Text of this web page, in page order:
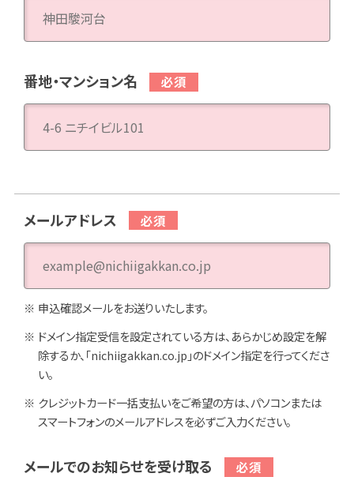
番地・マンション名
メールアドレス
申込確認メールをお送りいたします。
ドメイン指定受信を設定されている方は、あらかじめ設定を解
除するか、「nichiigakkan.co.jp」のドメイン指定を行ってくださ
い。
クレジットカード一括支払いをご希望の方は、パソコンまたは
スマートフォンのメールアドレスを必ずご入力ください。
メールでのお知らせを受け取る